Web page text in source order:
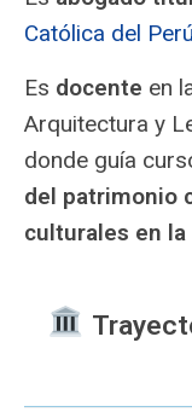
Católica del Perú
Es docente en
Arquitectura y
donde guía
del patrimonio
culturales en